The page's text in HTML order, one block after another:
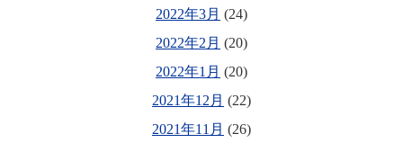
2022年3月 (24)
2022年2月 (20)
2022年1月 (20)
2021年12月 (22)
2021年11月 (26)